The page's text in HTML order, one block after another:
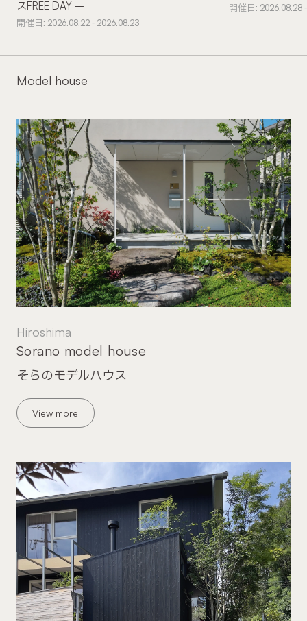
スFREE DAY –
開催日: 2026.08.22 - 2026.08.23
開催日: 2026.08.28
Model house
Hiroshima
そらのモデルハウス
Sorano model house
View more